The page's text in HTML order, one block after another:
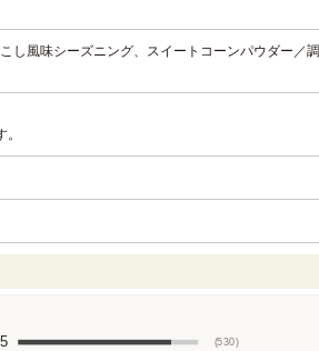
し風味シーズニング、スイートコーンパウダー／
5 (530)